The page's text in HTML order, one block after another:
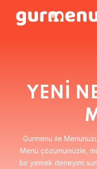
YENİ
Gurmenu ile
Menü çözümümüzle,
bir yemek deneyimi